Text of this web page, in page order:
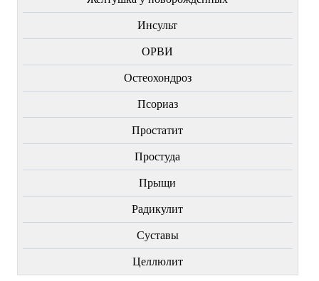
Инсульт
ОРВИ
Остеохондроз
Пcориаз
Простатит
Простуда
Прыщи
Радикулит
Суставы
Целлюлит